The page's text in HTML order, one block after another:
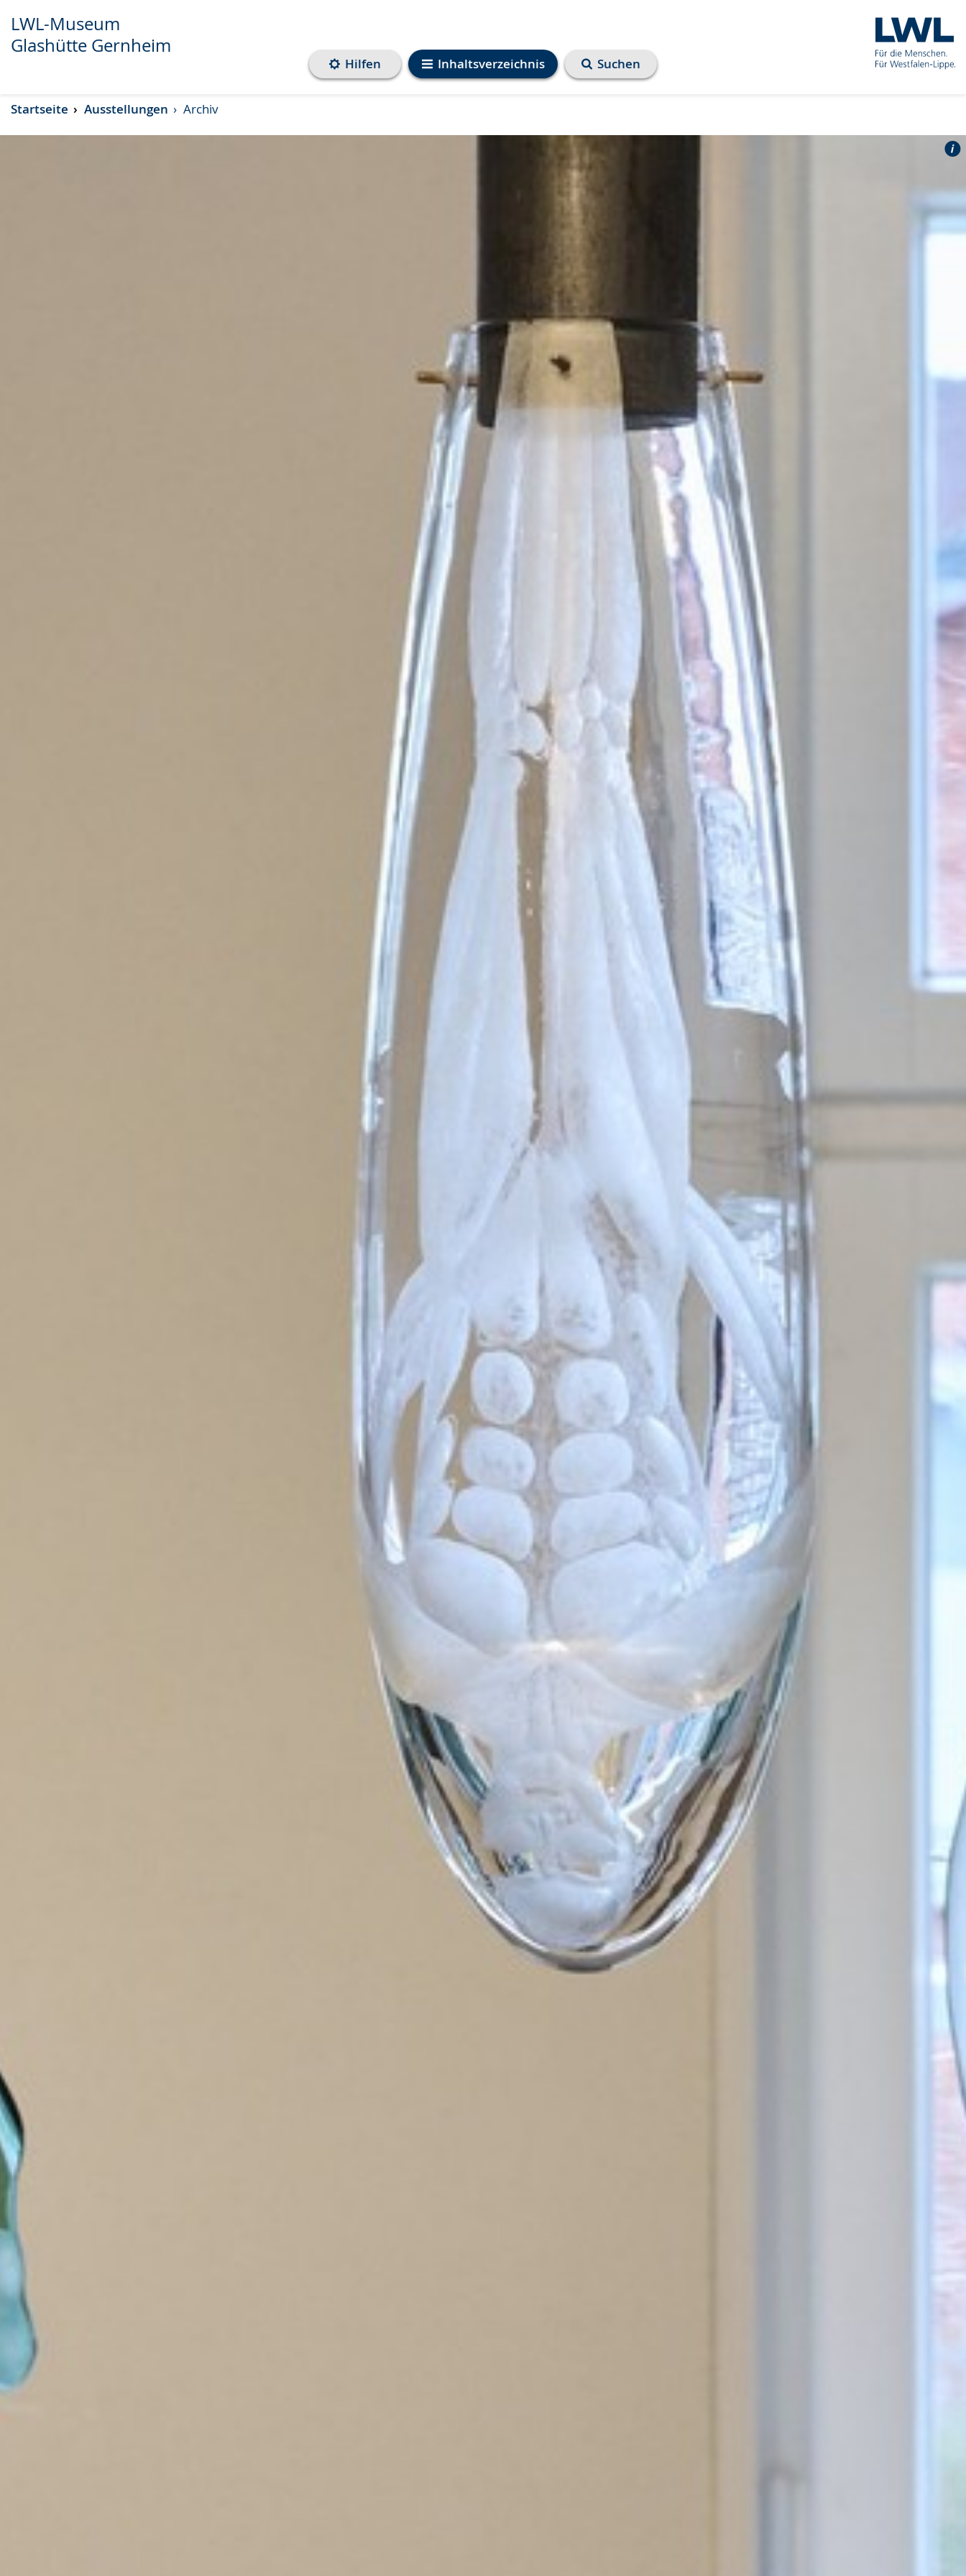
Transkript anzeigen
Abspielen
Pausieren
LWL-Museum
Glashütte Gernheim
Inhaltsverzeichnis
Hilfen Suchen
Startseite Ausstellungen Archiv